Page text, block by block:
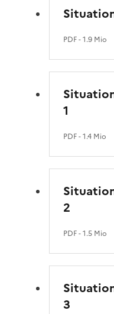
PDF- 1.9 Mio
1
PDF- 1.4 Mio
2
PDF- 1.5 Mio
3